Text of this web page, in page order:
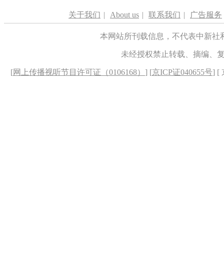
关于我们 | About us | 联系我们 | 广告服务
本网站所刊载信息，不代表中新
未经授权禁止转载、摘编、
[网上传播视听节目许可证（0106168） ] [京ICP证040655号] [